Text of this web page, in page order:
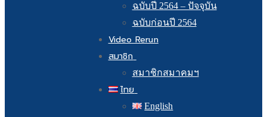
ฉบับปี 2564 – ปัจจุบัน
ฉบับก่อนปี 2564
Video Rerun
สมาชิก
สมาชิกสมาคมฯ
ไทย
English